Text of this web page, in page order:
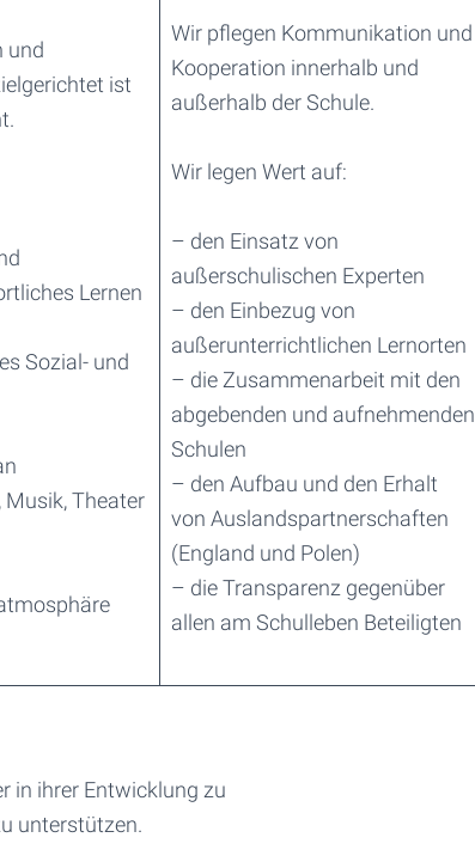
und
ist
Lernen
Sozial- und
Theater
Wir pflegen Kommunikation und
Kooperation innerhalb und
außerhalb der Schule.
Wir legen Wert auf:
– den Einsatz von
außerschulischen Experten
– den Einbezug von
außerunterrichtlichen Lernorten
– die Zusammenarbeit mit den
abgebenden und aufnehmenden
Schulen
– den Aufbau und den Erhalt
von Auslandspartnerschaften
(England und Polen)
– die Transparenz gegenüber
allen am Schulleben Beteiligten
in ihrer Entwicklung zu
unterstützen.